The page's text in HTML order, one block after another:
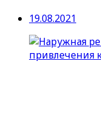
19.08.2021